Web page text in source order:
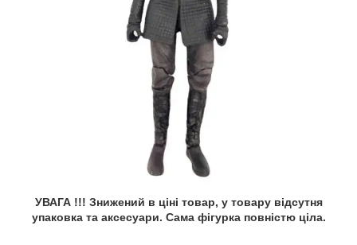
УВАГА !!! Знижений в ціні товар, у товару відсутня
упаковка та аксесуари. Сама фігурка повністю ціла.